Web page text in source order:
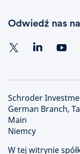
Odwiedź nas na
Schroder
German Branch,
Main
Niemcy
W tej witrynie